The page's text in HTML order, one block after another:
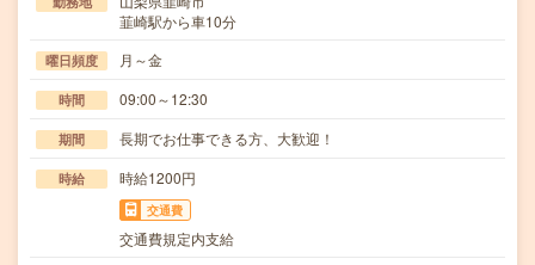
韮崎駅から車10分
曜日頻度 月～金
時間 09:00～12:30
期間 長期でお仕事できる方、大歓迎！
時給 時給1200円
交通費
交通費規定内支給